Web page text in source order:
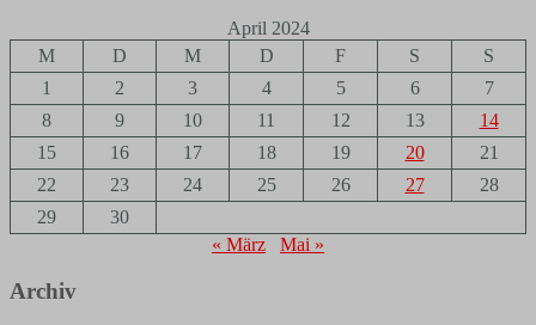
April 2024
M
D M D F S
S
1
2 3 4 5 6
7
8
9 10 11 12 13
14
15
16 17 18 19 20
21
22
23 24 25 26 27
28
29
30
« März
Mai »
Archiv